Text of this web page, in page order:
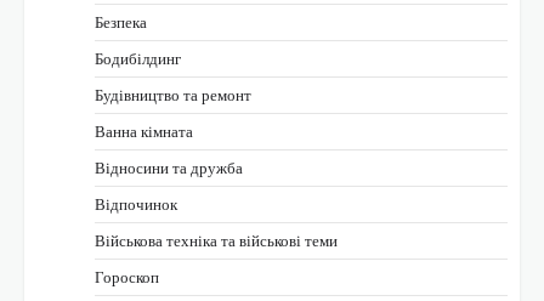
Безпека
Бодибілдинг
Будівництво та ремонт
Ванна кімната
Відносини та дружба
Відпочинок
Військова техніка та військові теми
Гороскоп